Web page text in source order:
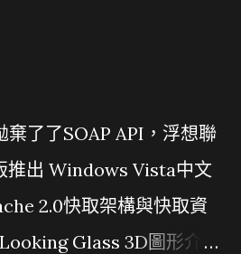
了了SOAP API，浮想聯
出 Windows Vista中文
2.0快取架構與快取資
Glass 3D圖形介